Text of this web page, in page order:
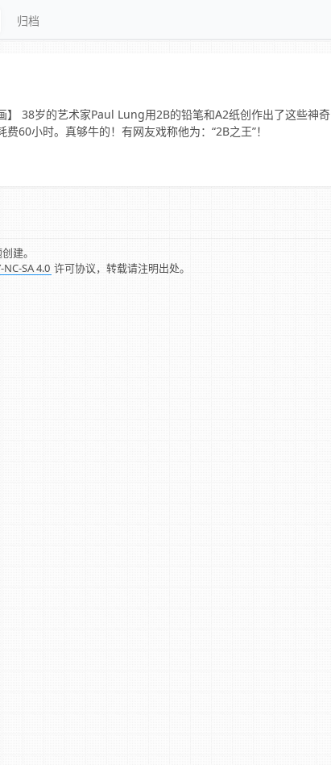
归档
】 38岁的艺术家Paul Lung用2B的铅笔和A2纸创作出了这些神奇
60小时。真够牛的！有网友戏称他为：“2B之王”！
建。
NC-SA 4.0 许可协议，转载请注明出处。